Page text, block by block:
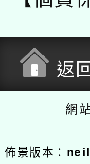
返
網
佈景版本：